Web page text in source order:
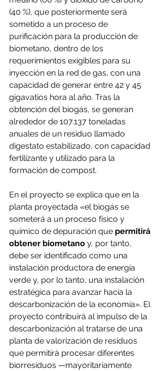
(40 %), que posteriormente será
sometido a un proceso de
purificación para la producción de
biometano, dentro de los
requerimientos exigibles para su
inyección en la red de gas, con una
capacidad de generar entre 42 y 45
gigavatios hora al año. Tras la
obtención del biogás, se generan
alrededor de 107.137 toneladas
anuales de un residuo llamado
digestato estabilizado, con capacidad
fertilizante y utilizado para la
formación de compost.
En el proyecto se explica que en la
planta proyectada «el biogás se
someterá a un proceso físico y
químico de depuración que permitirá
obtener biometano y, por tanto,
debe ser identificado como una
instalación productora de energía
verde y, por lo tanto, una instalación
estratégica para avanzar hacia la
descarbonización de la economía». El
proyecto contribuirá al impulso de la
descarbonización al tratarse de una
planta de valorización de residuos
que permitirá procesar diferentes
biorresiduos —mayoritariamente